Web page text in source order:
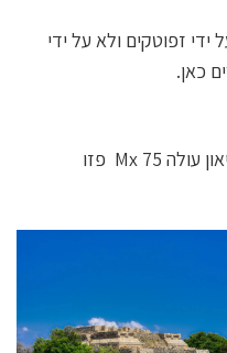
זפוטקים ולא על ידי
כאן.
הכרטיס לחורבות מונטה אלבן ולמוזיאון עולה Mx 75 פזו